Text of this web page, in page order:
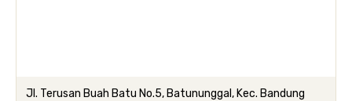
Jl. Terusan Buah Batu No.5, Batununggal, Kec. Bandung